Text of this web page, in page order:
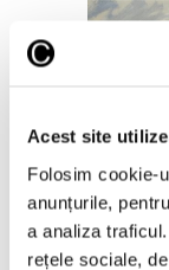
Acest site
Folosim cookie-
anunțurile,
a analiza
rețele sociale,